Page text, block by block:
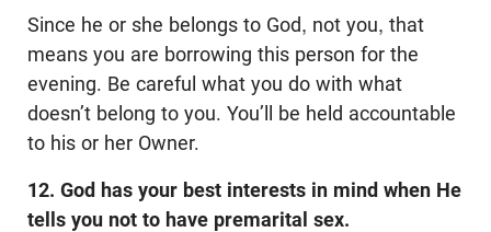
Since he or she belongs to God, not you, that
means you are borrowing this person for the
evening. Be careful what you do with what
doesn’t belong to you. You’ll be held accountable
to his or her Owner.
12. God has your best interests in mind when He
tells you not to have premarital sex.